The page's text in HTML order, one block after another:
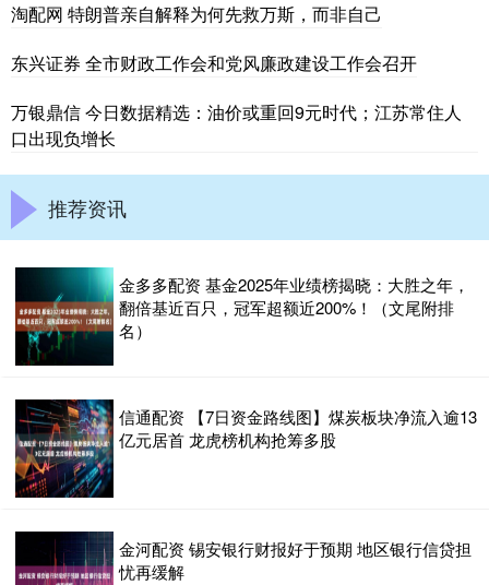
淘配网 特朗普亲自解释为何先救万斯，而非自己
东兴证券 全市财政工作会和党风廉政建设工作会召开
万银鼎信 今日数据精选：油价或重回9元时代；江苏常住人
口出现负增长
推荐资讯
金多多配资 基金2025年业绩榜揭晓：大胜之年，
翻倍基近百只，冠军超额近200%！（文尾附排
名）
信通配资 【7日资金路线图】煤炭板块净流入逾13
亿元居首 龙虎榜机构抢筹多股
金河配资 锡安银行财报好于预期 地区银行信贷担
忧再缓解